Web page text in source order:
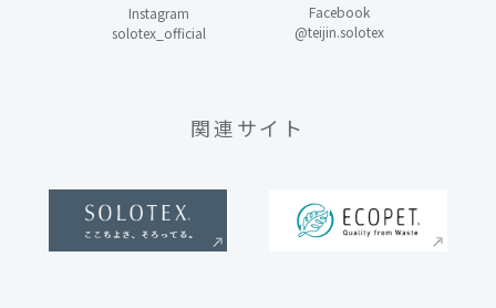
Instagram
solotex_official
Facebook
@teijin.solotex
関連サイト